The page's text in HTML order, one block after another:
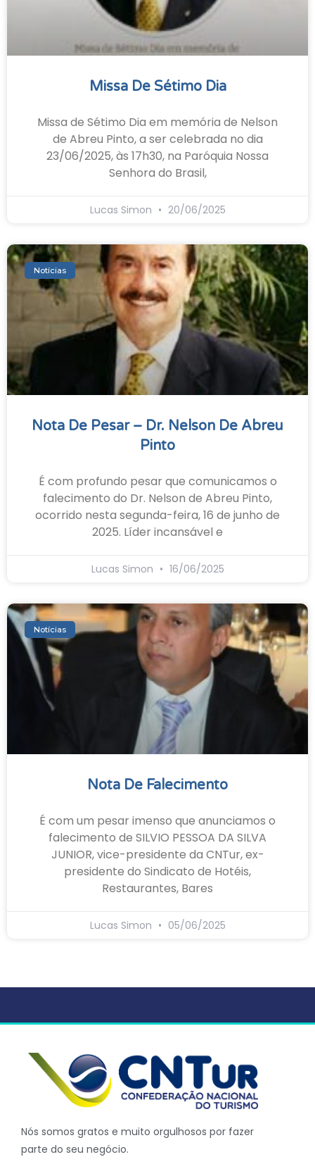
Missa De Sétimo Dia
Missa de Sétimo Dia em memória de Nelson
de Abreu Pinto, a ser celebrada no dia
23/06/2025, às 17h30, na Paróquia Nossa
Senhora do Brasil,
Lucas Simon 20/06/2025
Notícias
Nota De Pesar – Dr. Nelson De Abreu
Pinto
É com profundo pesar que comunicamos o
falecimento do Dr. Nelson de Abreu Pinto,
ocorrido nesta segunda-feira, 16 de junho de
2025. Líder incansável e
Lucas Simon 16/06/2025
Notícias
Nota De Falecimento
É com um pesar imenso que anunciamos o
falecimento de SILVIO PESSOA DA SILVA
JUNIOR, vice-presidente da CNTur, ex-
presidente do Sindicato de Hotéis,
Restaurantes, Bares
Lucas Simon 05/06/2025
Nós somos gratos e muito orgulhosos por fazer
parte do seu negócio.